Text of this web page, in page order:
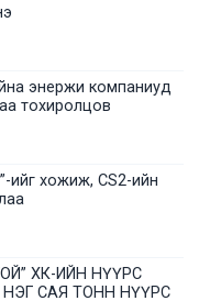
энержи компаниуд
тохиролцов
ийг хожиж, CS2-ийн
ХК-ИЙН НҮҮРС
САЯ ТОНН НҮҮРС